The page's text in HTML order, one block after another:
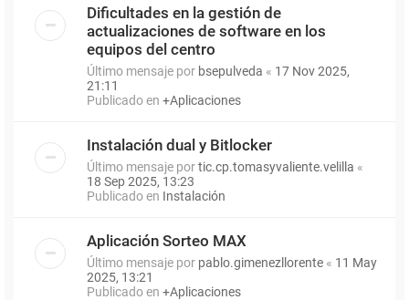
Dificultades en la gestión de
actualizaciones de software en los
equipos del centro
Último mensaje por bsepulveda « 17 Nov 2025,
21:11
Publicado en +Aplicaciones
Instalación dual y Bitlocker
Último mensaje portic.cp.tomasyvaliente.velilla «
18 Sep 2025, 13:23
Publicado en Instalación
Aplicación Sorteo MAX
Último mensaje por pablo.gimenezllorente « 11 May
2025, 13:21
Publicado en +Aplicaciones